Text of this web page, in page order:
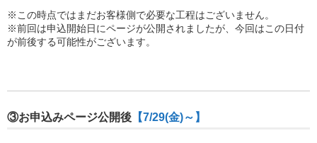
※この時点ではまだお客様側で必要な工程はございません。
※前回は申込開始日にページが公開されましたが、今回はこの日付
が前後する可能性がございます。
③お申込みページ公開後 【7/29(金)～】